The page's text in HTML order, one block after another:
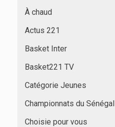
À chaud
Actus 221
Basket Inter
Basket221 TV
Catégorie Jeunes
Championnats du Sénégal
Choisie pour vous